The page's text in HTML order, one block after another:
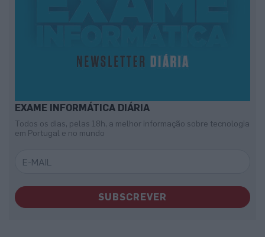
EXAME INFORMÁTICA DIÁRIA
Todos os dias, pelas 18h, a melhor informação sobre tecnologia
em Portugal e no mundo
SUBSCREVER